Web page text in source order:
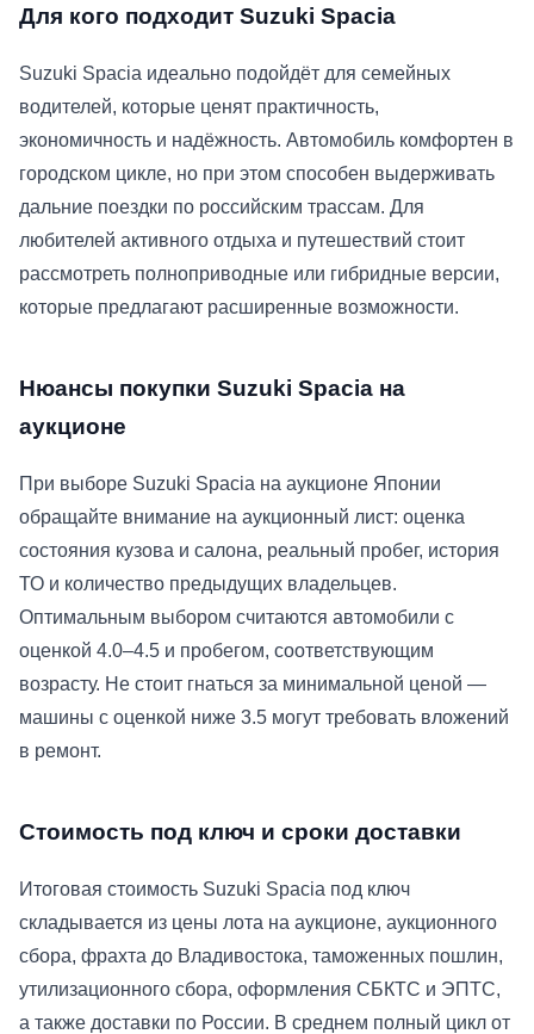
Для кого подходит Suzuki Spacia
Suzuki Spacia идеально подойдёт для семейных
водителей, которые ценят практичность,
экономичность и надёжность. Автомобиль комфортен в
городском цикле, но при этом способен выдерживать
дальние поездки по российским трассам. Для
любителей активного отдыха и путешествий стоит
рассмотреть полноприводные или гибридные версии,
которые предлагают расширенные возможности.
Нюансы покупки Suzuki Spacia на
аукционе
При выборе Suzuki Spacia на аукционе Японии
обращайте внимание на аукционный лист: оценка
состояния кузова и салона, реальный пробег, история
ТО и количество предыдущих владельцев.
Оптимальным выбором считаются автомобили с
оценкой 4.0–4.5 и пробегом, соответствующим
возрасту. Не стоит гнаться за минимальной ценой —
машины с оценкой ниже 3.5 могут требовать вложений
в ремонт.
Стоимость под ключ и сроки доставки
Итоговая стоимость Suzuki Spacia под ключ
складывается из цены лота на аукционе, аукционного
сбора, фрахта до Владивостока, таможенных пошлин,
утилизационного сбора, оформления СБКТС и ЭПТС,
а также доставки по России. В среднем полный цикл от